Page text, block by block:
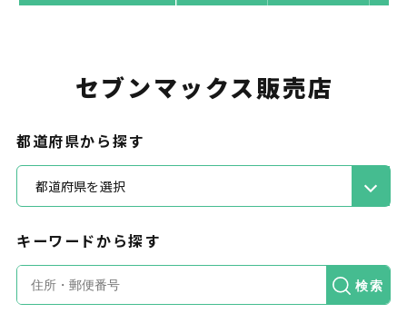
お支払いを一元管理！しかも
ポイント還元
セブンマックス販売店
都道府県から探す
都道府県を選択
キーワードから探す
検索